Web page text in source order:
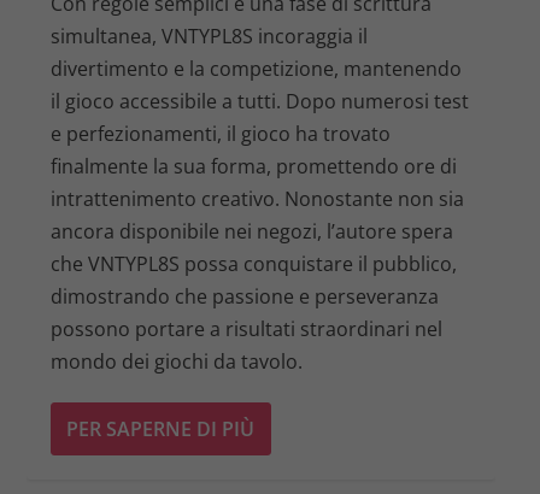
simultanea, VNTYPL8S incoraggia il
divertimento e la competizione, mantenendo
il gioco accessibile a tutti. Dopo numerosi test
e perfezionamenti, il gioco ha trovato
finalmente la sua forma, promettendo ore di
intrattenimento creativo. Nonostante non sia
ancora disponibile nei negozi, l’autore spera
che VNTYPL8S possa conquistare il pubblico,
dimostrando che passione e perseveranza
possono portare a risultati straordinari nel
mondo dei giochi da tavolo.
PER SAPERNE DI PIÙ